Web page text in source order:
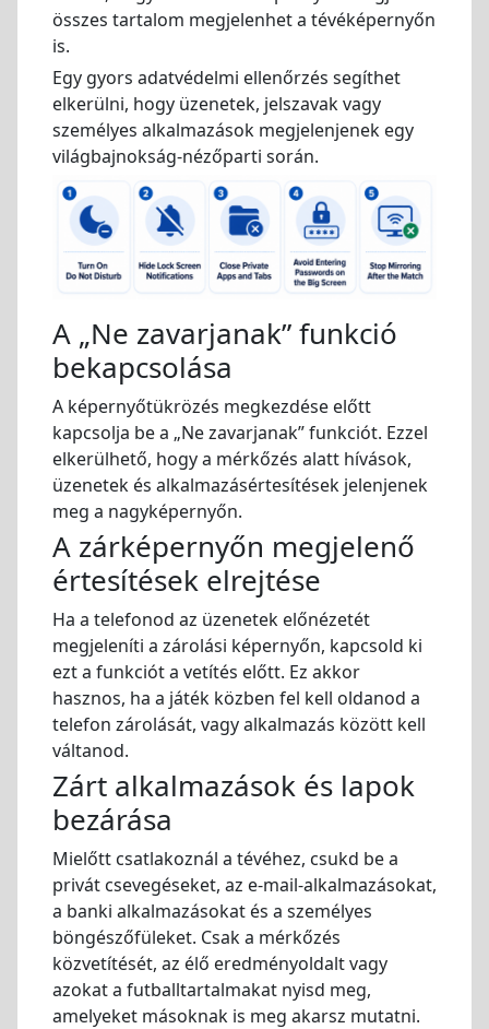
összes tartalom megjelenhet a tévéképernyőn
is.
Egy gyors adatvédelmi ellenőrzés segíthet
elkerülni, hogy üzenetek, jelszavak vagy
személyes alkalmazások megjelenjenek egy
világbajnokság-nézőparti során.
A „Ne zavarjanak” funkció
bekapcsolása
A képernyőtükrözés megkezdése előtt
kapcsolja be a „Ne zavarjanak” funkciót. Ezzel
elkerülhető, hogy a mérkőzés alatt hívások,
üzenetek és alkalmazásértesítések jelenjenek
meg a nagyképernyőn.
A zárképernyőn megjelenő
értesítések elrejtése
Ha a telefonod az üzenetek előnézetét
megjeleníti a zárolási képernyőn, kapcsold ki
ezt a funkciót a vetítés előtt. Ez akkor
hasznos, ha a játék közben fel kell oldanod a
telefon zárolását, vagy alkalmazás között kell
váltanod.
Zárt alkalmazások és lapok
bezárása
Mielőtt csatlakoznál a tévéhez, csukd be a
privát csevegéseket, az e-mail-alkalmazásokat,
a banki alkalmazásokat és a személyes
böngészőfüleket. Csak a mérkőzés
közvetítését, az élő eredményoldalt vagy
azokat a futballtartalmakat nyisd meg,
amelyeket másoknak is meg akarsz mutatni.